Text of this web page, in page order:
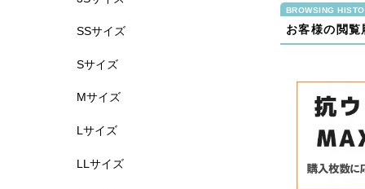
SSサイズ
Sサイズ
Mサイズ
Lサイズ
LLサイズ
お客様の閲覧